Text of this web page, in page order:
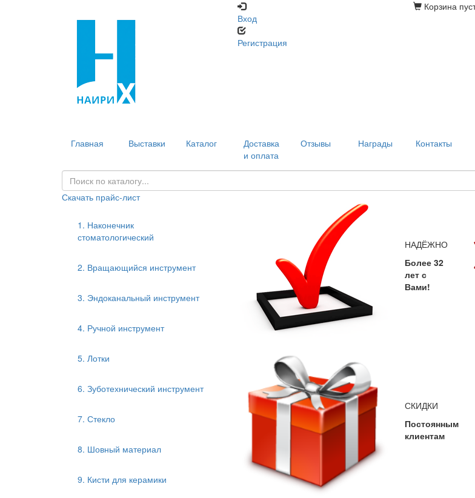
Вход
Регистрация
Корзина
Главная Выставки Каталог
Доставка
и оплата
Отзывы Награды Контакты
Скачать прайс-лист
1. Наконечник
стоматологический
2. Вращающийся инструмент
3. Эндоканальный инструмент
4. Ручной инструмент
5. Лотки
6. Зуботехнический инструмент
7. Стекло
8. Шовный материал
9. Кисти для керамики
НАДЁЖНО
Более 32
лет с
Вами!
СКИДКИ
Постоянным
клиентам